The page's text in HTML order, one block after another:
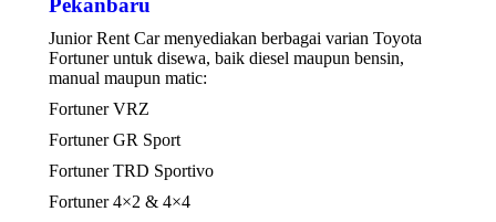
Pekanbaru
Junior Rent Car menyediakan berbagai varian Toyota
Fortuner untuk disewa, baik diesel maupun bensin,
manual maupun matic:
Fortuner VRZ
Fortuner GR Sport
Fortuner TRD Sportivo
Fortuner 4×2 & 4×4